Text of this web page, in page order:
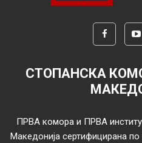
СТОПАНСКА
ПРВА комора и ПРВА
Македонија сертифицирана